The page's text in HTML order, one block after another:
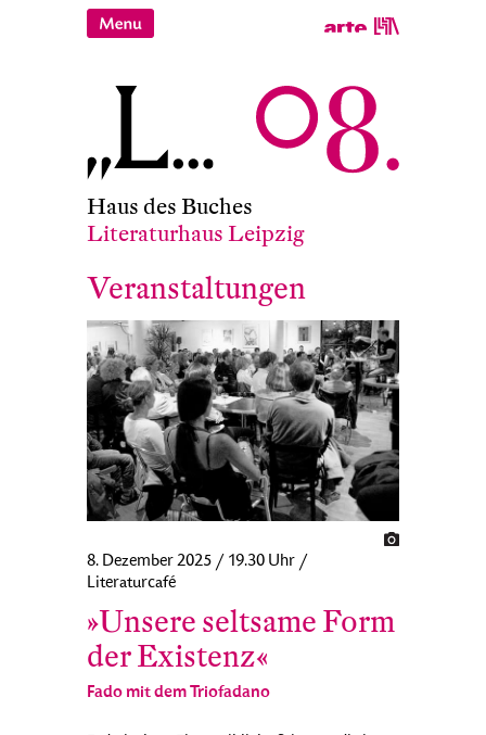
Haus des Buches
Literaturhaus Leipzig
Veranstaltungen
8. Dezember 2025 / 19.30 Uhr /
Literaturcafé
»Unsere seltsame Form
der Existenz«
Fado mit dem Triofadano